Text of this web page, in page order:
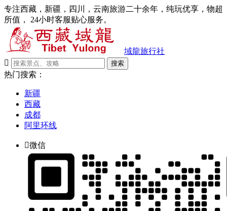
专注西藏，新疆，四川，云南旅游二十余年，纯玩优享，物超
所值， 24小时客服贴心服务。
域龍旅行社

搜索
热门搜索：
新疆
西藏
成都
阿里环线
微信